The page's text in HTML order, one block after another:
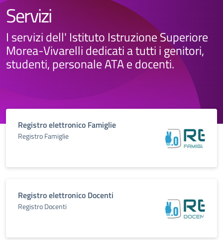
Servizi
I servizi dell' Istituto Istruzione Superiore
Morea-Vivarelli dedicati a tutti i genitori,
studenti, personale ATA e docenti.
Registro elettronico Famiglie
Registro Famiglie
Registro elettronico Docenti
Registro Docenti